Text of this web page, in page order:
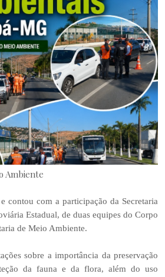
Ambiente
contou com a participação da Secretaria
Estadual, de duas equipes do Corpo
de Meio Ambiente.
sobre a importância da preservação
da fauna e da flora, além do uso